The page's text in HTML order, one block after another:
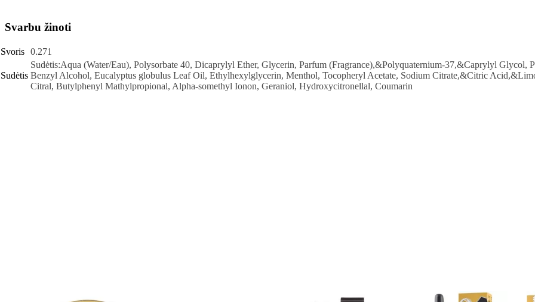
Svarbu žinoti
Svoris 0.271
Sudėtis
Sudėtis:Aqua (Water/Eau), Polysorbate 40, Dicaprylyl Ether, Glycerin, Parfum (Fragrance),&Polyquaternium-37,&Caprylyl Glycol,
Benzyl Alcohol, Eucalyptus globulus Leaf Oil, Ethylhexylglycerin, Menthol, Tocopheryl Acetate, Sodium Citrate,&Citric
Citral, Butylphenyl Mathylpropional, Alpha-somethyl Ionon, Geraniol, Hydroxycitronellal, Coumarin